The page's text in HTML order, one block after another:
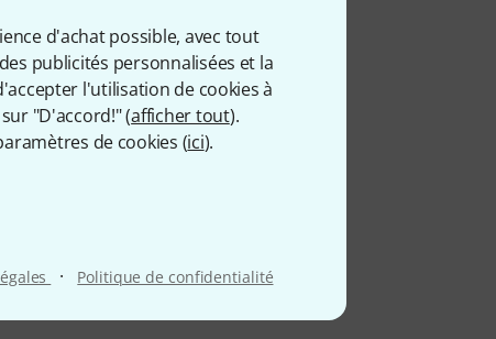
d'achat possible, avec tout
publicités personnalisées et la
l'utilisation de cookies à
"D'accord!" (afficher tout).
de cookies (ici).
· Politique de confidentialité
à